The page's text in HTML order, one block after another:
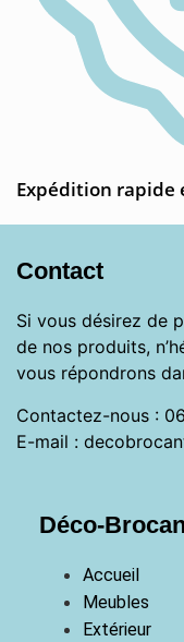
Expédition rapide
Contact
Si vous désirez de
de nos produits,
vous répondrons
Contactez-nous :
E-mail :
Déco-
Accueil
Meubles
Extérieur